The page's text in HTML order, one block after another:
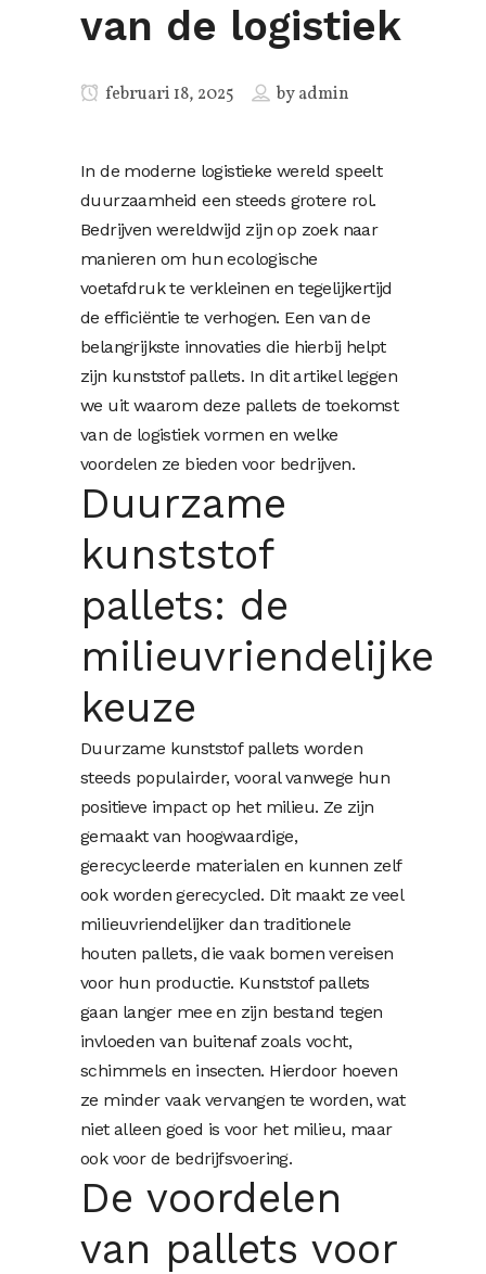
van de logistiek
februari 18, 2025 byadmin
In de moderne logistieke wereld speelt
duurzaamheid een steeds grotere rol.
Bedrijven wereldwijd zijn op zoek naar
manieren om hun ecologische
voetafdruk te verkleinen en tegelijkertijd
de efficiëntie te verhogen. Een van de
belangrijkste innovaties die hierbij helpt
zijn kunststof pallets. In dit artikel leggen
we uit waarom deze pallets de toekomst
van de logistiek vormen en welke
voordelen ze bieden voor bedrijven.
Duurzame
kunststof
pallets: de
milieuvriendelijke
keuze
Duurzame kunststof pallets worden
steeds populairder, vooral vanwege hun
positieve impact op het milieu. Ze zijn
gemaakt van hoogwaardige,
gerecycleerde materialen en kunnen zelf
ook worden gerecycled. Dit maakt ze veel
milieuvriendelijker dan traditionele
houten pallets, die vaak bomen vereisen
voor hun productie. Kunststof pallets
gaan langer mee en zijn bestand tegen
invloeden van buitenaf zoals vocht,
schimmels en insecten. Hierdoor hoeven
ze minder vaak vervangen te worden, wat
niet alleen goed is voor het milieu, maar
ook voor de bedrijfsvoering.
De voordelen
van pallets voor